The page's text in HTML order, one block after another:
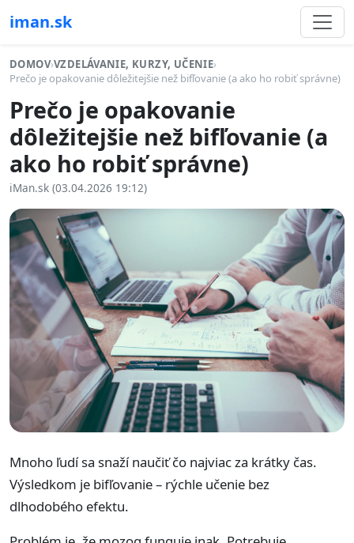
iman.sk
DOMOV›VZDELÁVANIE, KURZY, UČENIE›
Prečo je opakovanie dôležitejšie než bifľovanie (a ako ho robiť správne)
Prečo je opakovanie
dôležitejšie než bifľovanie (a
ako ho robiť správne)
iMan.sk (03.04.2026 19:12)
Mnoho ľudí sa snaží naučiť čo najviac za krátky čas.
Výsledkom je bifľovanie – rýchle učenie bez
dlhodobého efektu.